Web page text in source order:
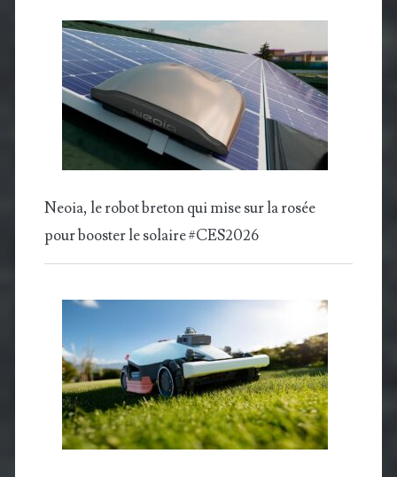
Neoia, le robot breton qui mise sur la rosée
pour booster le solaire #CES2026